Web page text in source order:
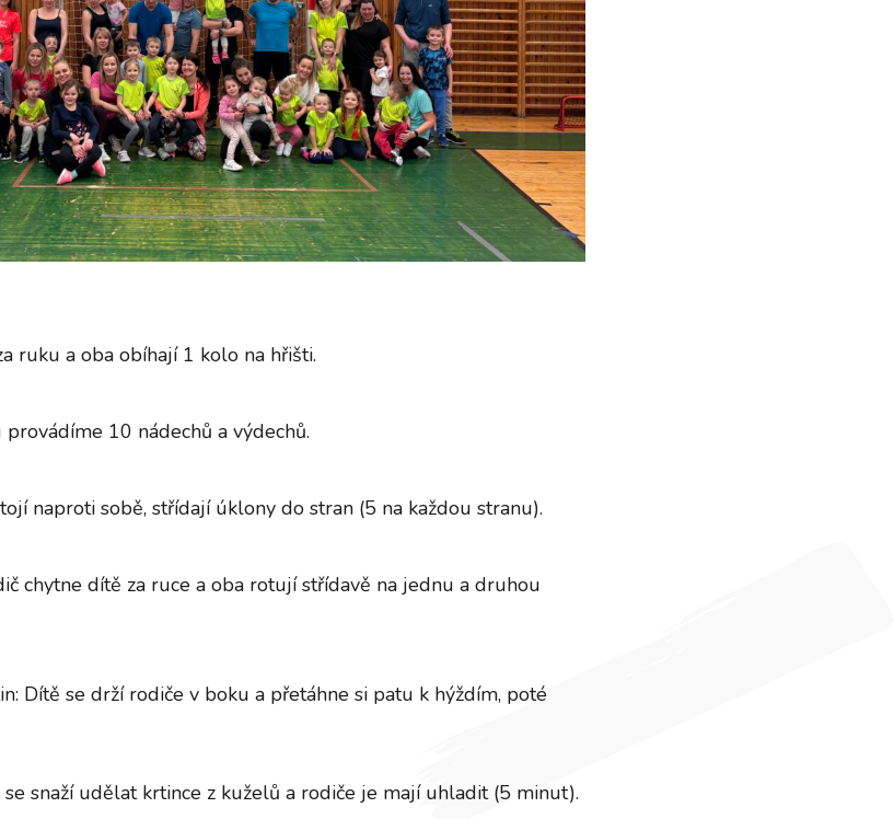
ruku a oba obíhají 1 kolo na hřišti.
10 nádechů a výdechů.
naproti sobě, střídají úklony do stran (5 na každou stranu).
chytne dítě za ruce a oba rotují střídavě na jednu a druhou
Dítě se drží rodiče v boku a přetáhne si patu k hýždím, poté
snaží udělat krtince z kuželů a rodiče je mají uhladit (5 minut).